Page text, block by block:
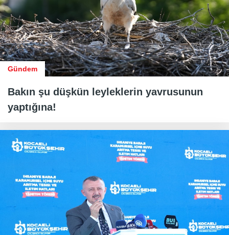
Gündem
Bakın şu düşkün leyleklerin yavrusunun
yaptığına!